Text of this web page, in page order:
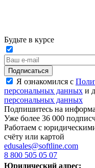
Будьте в курсе
Подписаться
Я ознакомился с
персональных данных и
персональных данных
Подпишитесь на
Уже более 36 000
Работаем с
счёту или картой
edusales@softline.com
8 800 505 05 07
Юридический адрес: